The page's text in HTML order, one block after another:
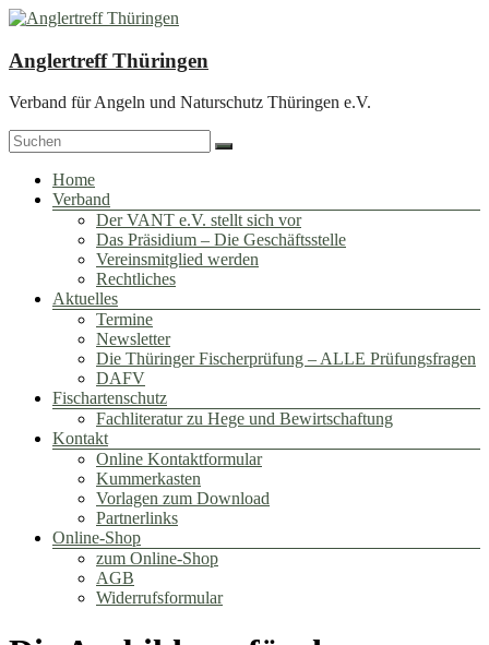
Zum
springen
Anglertreff Thüringen
Verband für Angeln und Naturschutz Thüringen e.V.
Menü
Home
Verband
Der VANT e.V. stellt sich vor
Das Präsidium – Die Geschäftsstelle
Vereinsmitglied werden
Rechtliches
Aktuelles
Termine
Newsletter
Die Thüringer Fischerprüfung – ALLE Prüfungsfragen
DAFV
Fischartenschutz
Fachliteratur zu Hege und Bewirtschaftung
Kontakt
Online Kontaktformular
Kummerkasten
Vorlagen zum Download
Partnerlinks
Online-Shop
zum Online-Shop
AGB
Widerrufsformular